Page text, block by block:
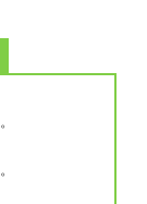
紹介！